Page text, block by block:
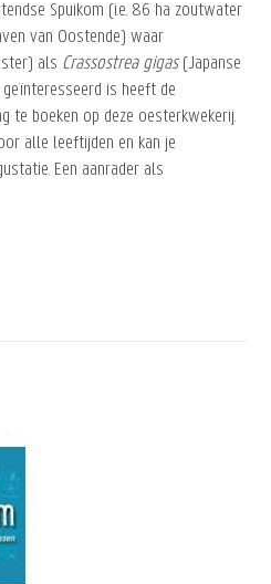
Spuikom (i.e. 86 ha zoutwater
van Oostende) waar
als Crassostrea gigas(Japanse
is heeft de
te boeken op deze oesterkwekerij.
alle leeftijden en kan je
Een aanrader als